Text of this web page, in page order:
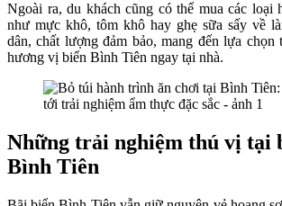
Ngoài ra, du khách cũng có thể mua các loại
như mực khô, tôm khô hay ghẹ sữa sấy về
dân, chất lượng đảm bảo, mang đến lựa
hương vị biển Bình Tiên ngay tại nhà.
Những trải nghiệm thú vị tại
Bình Tiên